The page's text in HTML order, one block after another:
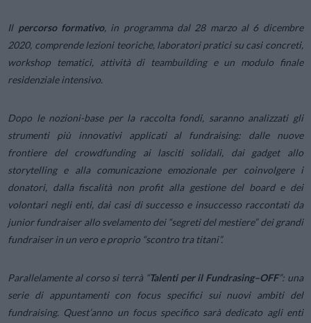
Il percorso formativo, in programma dal 28 marzo al 6 dicembre
2020, comprende lezioni teoriche, laboratori pratici su casi concreti,
workshop tematici, attività di teambuilding e un modulo finale
residenziale intensivo.
Dopo le nozioni-base per la raccolta fondi, saranno analizzati gli
strumenti più innovativi applicati al fundraising: dalle nuove
frontiere del crowdfunding ai lasciti solidali, dai gadget allo
storytelling e alla comunicazione emozionale per coinvolgere i
donatori, dalla fiscalità non profit alla gestione del board e dei
volontari negli enti, dai casi di successo e insuccesso raccontati da
junior fundraiser allo svelamento dei “segreti del mestiere” dei grandi
fundraiser in un vero e proprio “scontro tra titani”.
Parallelamente al corso si terrà “Talenti per il Fundrasing–OFF”: una
serie di appuntamenti con focus specifici sui nuovi ambiti del
fundraising. Quest’anno un focus specifico sarà dedicato agli enti